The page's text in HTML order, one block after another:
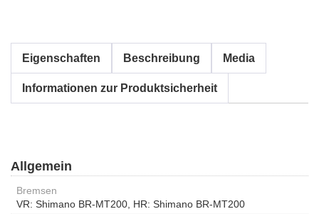
Eigenschaften Beschreibung Media
Informationen zur Produktsicherheit
Allgemein
Bremsen
VR: Shimano BR-MT200, HR: Shimano BR-MT200